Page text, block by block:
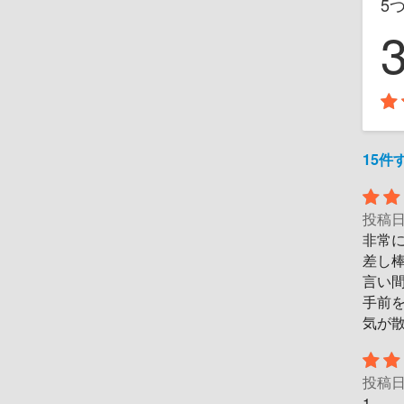
15件
投稿
非常
差し
言い
手前
気が
投稿